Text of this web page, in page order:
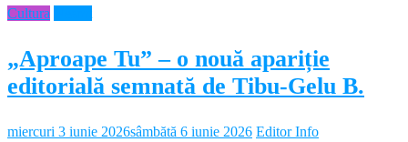
Cultura
„Aproape Tu” – o nouă apariție
editorială semnată de Tibu-Gelu B.
miercuri 3 iunie 2026sâmbătă 6 iunie 2026 Editor Info